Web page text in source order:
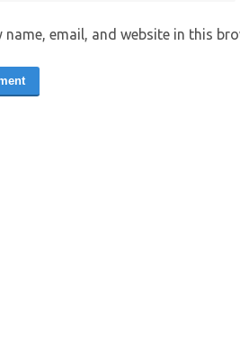
name, email, and website in this